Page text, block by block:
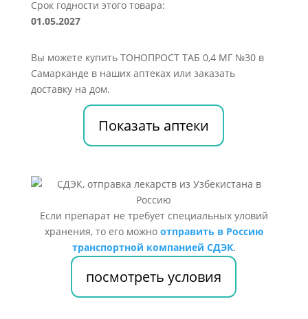
Срок годности этого товара:
01.05.2027
Вы можете купить ТОНОПРОСТ ТАБ 0,4 МГ №30 в
Самарканде в наших аптеках или заказать
доставку на дом.
Показать аптеки
Если препарат не требует специальных уловий
хранения, то его можно отправить в Россию
транспортной компанией СДЭК.
посмотреть условия